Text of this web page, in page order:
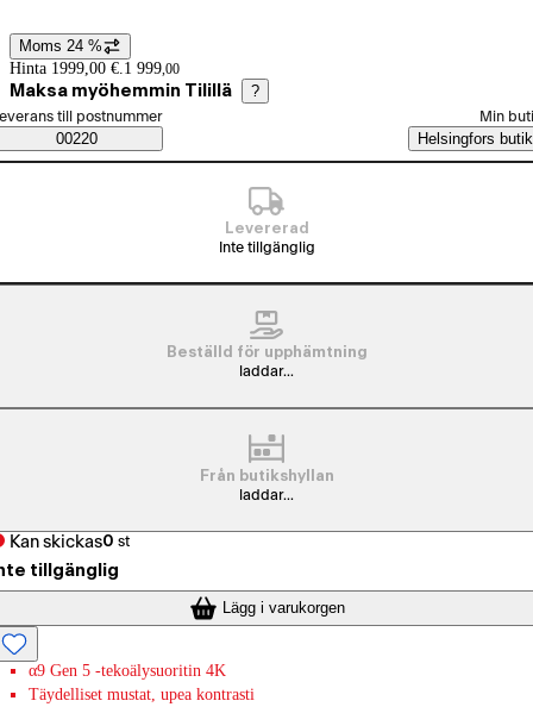
Prisinformation
Moms 24 %
Hinta 1999,00 €. 1 999,00
Maksa myöhemmin Tilillä ?
Saatavuustiedot
beställningssätt
till postnummer
00220
Min
Helsingfors butik
Levererad
Inte tillgänglig
Beställd för upphämtning
laddar...
Från butikshyllan
laddar...
Kan skickas0 st
tillgänglig
Lägg i varukorgen
α9 Gen 5 -tekoälysuoritin 4K
Täydelliset mustat, upea kontrasti